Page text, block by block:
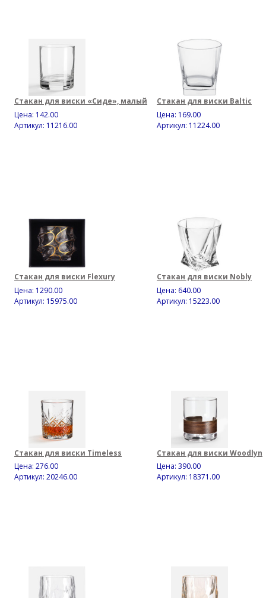
Стакан для виски «Сиде», малый
Цена: 142.00
Артикул: 11216.00
Стакан для виски Baltic
Цена: 169.00
Артикул: 11224.00
Стакан для виски Flexury
Цена: 1290.00
Артикул: 15975.00
Стакан для виски Nobly
Цена: 640.00
Артикул: 15223.00
Стакан для виски Timeless
Цена: 276.00
Артикул: 20246.00
Стакан для виски Woodlyn
Цена: 390.00
Артикул: 18371.00